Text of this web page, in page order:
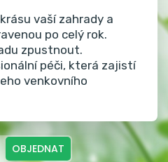
vaší zahrady a
po celý rok.
zpustnout.
péči, která zajistí
venkovního
OBJEDNAT